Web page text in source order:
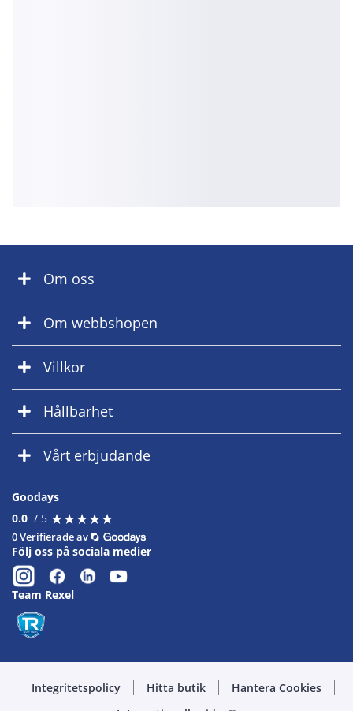
Om oss
Om webbshopen
Villkor
Hållbarhet
Vårt erbjudande
Goodays
0.0 / 5 ★★★★★
★★★★★
0 Verifierade av
Följ oss på sociala medier
Team Rexel
Integritetspolicy Hitta butik
Hantera Cookies